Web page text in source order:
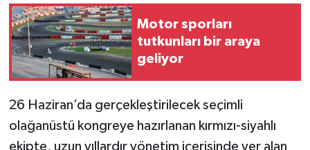
Motor sporları
tutkunları bir araya
geliyor
26 Haziran’da gerçekleştirilecek seçimli
olağanüstü kongreye hazırlanan kırmızı-siyahlı
ekipte, uzun yıllardır yönetim içerisinde yer alan
Yaşam
Yeme-İçme